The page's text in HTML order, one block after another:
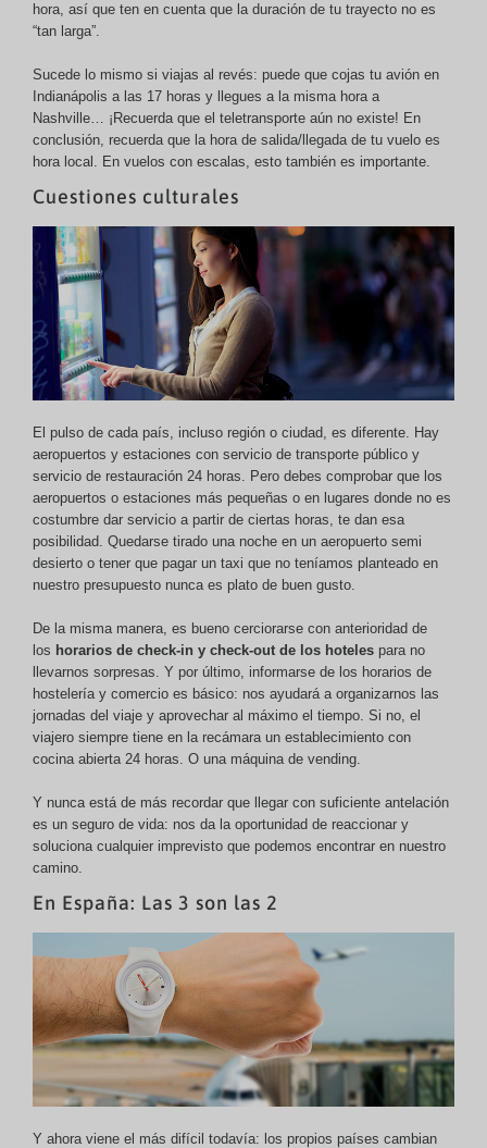
hora, así que ten en cuenta que la duración de tu trayecto no es
“tan larga”.
Sucede lo mismo si viajas al revés: puede que cojas tu avión en
Indianápolis a las 17 horas y llegues a la misma hora a
Nashville… ¡Recuerda que el teletransporte aún no existe! En
conclusión, recuerda que la hora de salida/llegada de tu vuelo es
hora local. En vuelos con escalas, esto también es importante.
Cuestiones culturales
El pulso de cada país, incluso región o ciudad, es diferente. Hay
aeropuertos y estaciones con servicio de transporte público y
servicio de restauración 24 horas. Pero debes comprobar que los
aeropuertos o estaciones más pequeñas o en lugares donde no es
costumbre dar servicio a partir de ciertas horas, te dan esa
posibilidad. Quedarse tirado una noche en un aeropuerto semi
desierto o tener que pagar un taxi que no teníamos planteado en
nuestro presupuesto nunca es plato de buen gusto.
De la misma manera, es bueno cerciorarse con anterioridad de
los horarios de check-in y check-out de los hoteles para no
llevarnos sorpresas. Y por último, informarse de los horarios de
hostelería y comercio es básico: nos ayudará a organizarnos las
jornadas del viaje y aprovechar al máximo el tiempo. Si no, el
viajero siempre tiene en la recámara un establecimiento con
cocina abierta 24 horas. O una máquina de vending.
Y nunca está de más recordar que llegar con suficiente antelación
es un seguro de vida: nos da la oportunidad de reaccionar y
soluciona cualquier imprevisto que podemos encontrar en nuestro
camino.
En España: Las 3 son las 2
Y ahora viene el más difícil todavía: los propios países cambian